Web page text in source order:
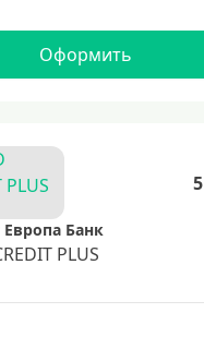
Оформить
5
Банк
PLUS